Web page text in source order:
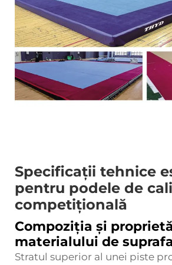
Specificații tehnice
pentru podele de
competițională
Compoziția și
materialului de
Stratul superior al unei piste